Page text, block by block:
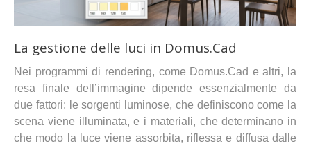
La gestione delle luci in Domus.Cad
Nei programmi di rendering, come Domus.Cad e altri, la
resa finale dell’immagine dipende essenzialmente da
due fattori: le sorgenti luminose, che definiscono come la
scena viene illuminata, e i materiali, che determinano in
che modo la luce viene assorbita, riflessa e diffusa dalle